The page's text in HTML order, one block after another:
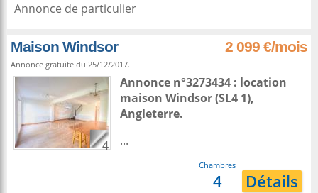
Annonce de particulier
Maison Windsor 2 099 €/mois
Annonce gratuite du 25/12/2017.
4
Annonce n°3273434 : location
maison Windsor(SL4 1),
Angleterre.
...
Chambres
4 Détails